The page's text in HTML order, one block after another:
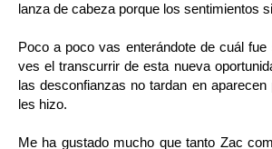
lanza de cabeza porque los sentimientos
Poco a poco vas enterándote de cuál
ves el transcurrir de esta nueva
las desconfianzas no tardan en
les hizo.
Me ha gustado mucho que tanto Zac